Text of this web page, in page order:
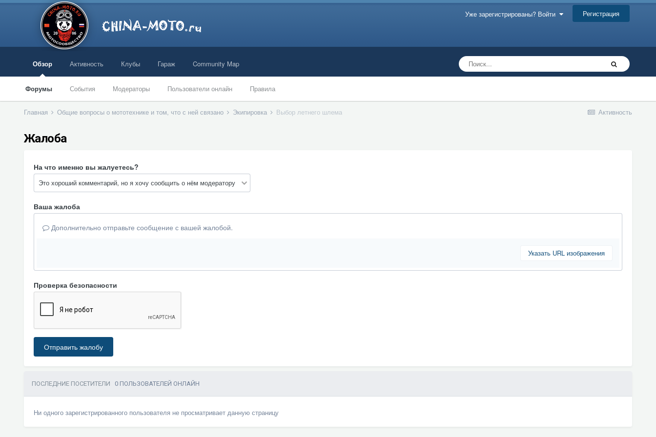
Уже зарегистрированы? Войти Регистрация
Обзор
Форумы События Модераторы Пользователи онлайн Правила
Активность Клубы Гараж Community Map
Активность
Главная Общие вопросы о мототехнике и том, что с ней связано Экипировка Выбор летнего шлема
Жалоба
На что именно вы жалуетесь?
Ваша жалоба
Дополнительно отправьте сообщение с вашей жалобой.
Указать URL изображения
Проверка безопасности
Отправить жалобу
ПОСЛЕДНИЕ ПОСЕТИТЕЛИ 0 ПОЛЬЗОВАТЕЛЕЙ ОНЛАЙН
Ни одного зарегистрированного пользователя не просматривает данную страницу